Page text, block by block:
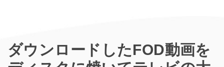
ダウンロードしたFOD動画を